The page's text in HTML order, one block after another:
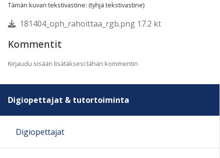
Tämän kuvan tekstivastine: (tyhjä tekstivastine)
181404_oph_rahoittaa_rgb.png 17.2 kt
Kommentit
Kirjaudu sisään lisätäksesi tähän kommentin
Digiopettajat & tutortoiminta
Digiopettajat